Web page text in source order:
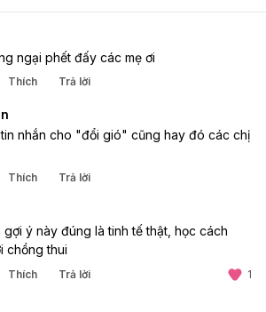
ngại phết đấy các mẹ ơi
Thích Trả lời
tin nhắn cho "đổi gió" cũng hay đó các chị
Thích Trả lời
gợi ý này đúng là tinh tế thật, học cách
chồng thui
Thích Trả lời 1